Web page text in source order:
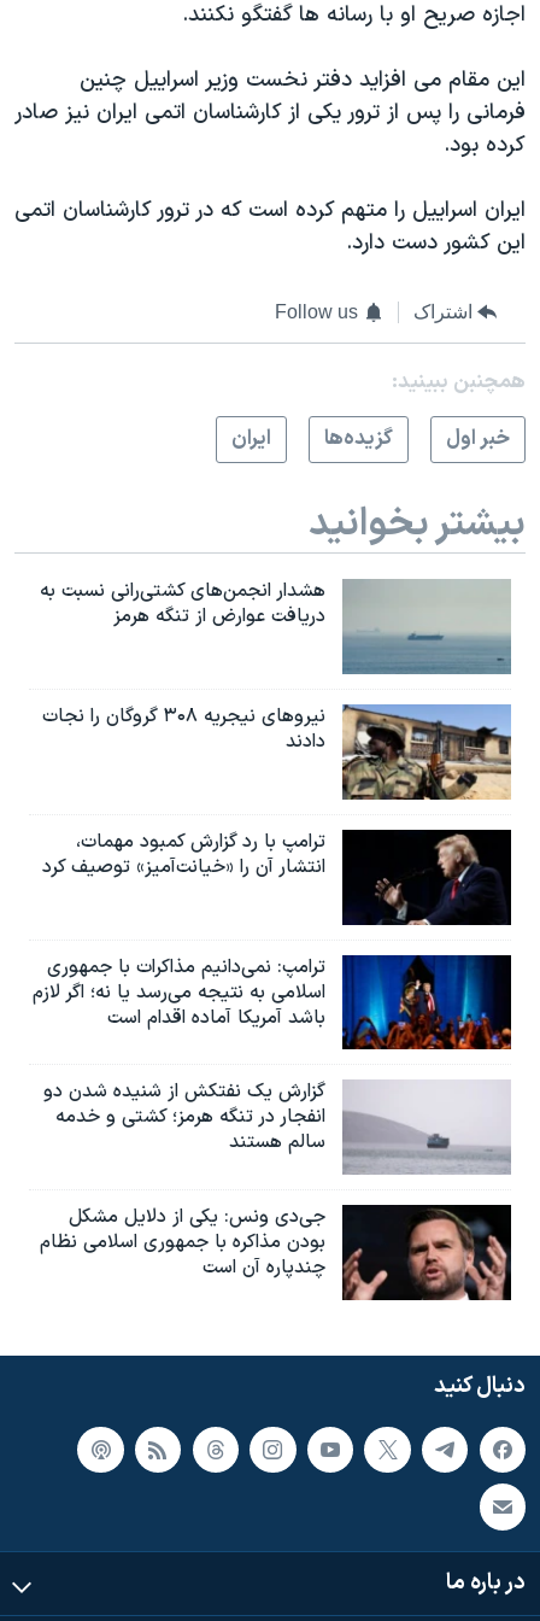
همایش محافظه‌کاران آمریکا «سی‌پک»
اجازه صريح او با رسانه ها گفتگو نکنند.
اين مقام می افزايد دفتر نخست وزير اسراييل چنين
فرمانی را پس از ترور يکی از کارشناسان اتمی ايران نيز صادر
کرده بود.
ايران اسراييل را متهم کرده است که در ترور کارشناسان اتمی
اين کشور دست دارد.
اشتراک Follow us
همچنبن ببینید:
خبر اول
گزيده‌ها ايران
بیشتر بخوانید
هشدار انجمن‌های کشتی‌رانی نسبت به
دریافت عوارض از تنگه هرمز
نیروهای نیجریه‌ ۳۰۸ گروگان را نجات
دادند
ترامپ با رد گزارش کمبود مهمات،
انتشار آن را «خیانت‌آمیز» توصیف کرد
ترامپ: نمی‌دانیم مذاکرات با جمهوری
اسلامی به نتیجه می‌رسد یا نه؛ اگر لازم
باشد آمریکا آماده اقدام است
گزارش یک نفتکش از شنیده شدن دو
انفجار در تنگه هرمز؛ کشتی و خدمه
سالم هستند
جی‌دی ونس: یکی از دلایل مشکل
بودن مذاکره با جمهوری اسلامی نظام
چندپاره آن است
دنبال کنید
در باره ما